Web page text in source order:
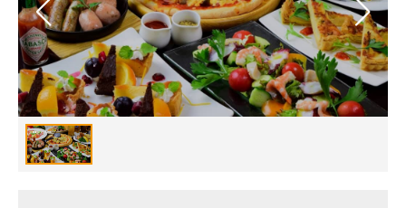
スマホと通信の最新トレンド
進化するPCとデバイスの未来
好きが集まる 比べて選べる
ビジネスと働き方のヒント
AI活用のいまが分かる